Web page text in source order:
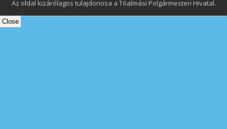
Az oldal kizárólagos tulajdonosa a Tóalmási Polgármesteri Hivatal.
Close